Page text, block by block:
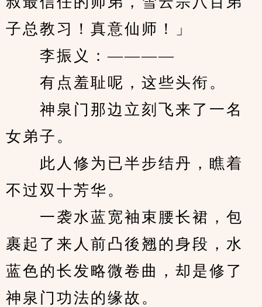
子总教习！真意仙师！」
李振义：————
有点羞耻呢，这些头衔。
神泉门那边立刻飞来了一名
女弟子。
此人修为已半步结丹，瞧着
不过双十芳华。
一袭水蓝宽袖束腰长裙，包
裹起了来人前凸後翘的身段，水
蓝色的长发略微卷曲，却是修了
神泉门功法的缘故。